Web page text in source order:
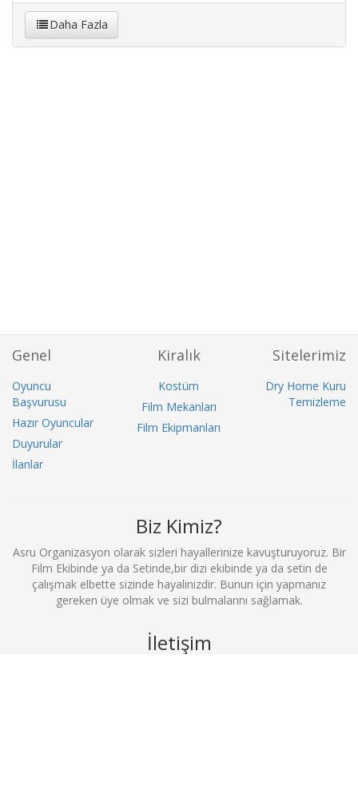
Daha Fazla
Genel
Oyuncu
Başvurusu
Hazır Oyuncular
Duyurular
İlanlar
Kiralık
Kostüm
Film Mekanları
Film Ekipmanları
Sitelerimiz
Dry Home Kuru
Temizleme
Biz Kimiz?
Asru Organizasyon olarak sizleri hayallerinize kavuşturuyoruz. Bir
Film Ekibinde ya da Setinde,bir dizi ekibinde ya da setin de
çalışmak elbette sizinde hayalinizdir. Bunun için yapmanız
gereken üye olmak ve sizi bulmalarını sağlamak.
İletişim